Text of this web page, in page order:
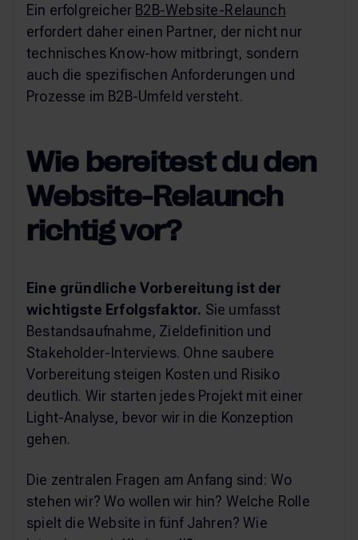
Ein erfolgreicher B2B-Website-Relaunch
erfordert daher einen Partner, der nicht nur
technisches Know-how mitbringt, sondern
auch die spezifischen Anforderungen und
Prozesse im B2B-Umfeld versteht.
Wie bereitest du den
Website-Relaunch
richtig vor?
Eine gründliche Vorbereitung ist der
wichtigste Erfolgsfaktor. Sie umfasst
Bestandsaufnahme, Zieldefinition und
Stakeholder-Interviews. Ohne saubere
Vorbereitung steigen Kosten und Risiko
deutlich. Wir starten jedes Projekt mit einer
Light-Analyse, bevor wir in die Konzeption
gehen.
Die zentralen Fragen am Anfang sind: Wo
stehen wir? Wo wollen wir hin? Welche Rolle
spielt die Website in fünf Jahren? Wie